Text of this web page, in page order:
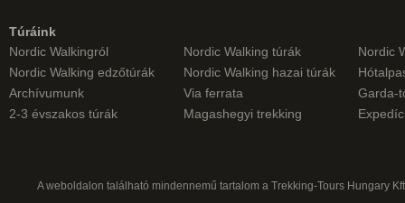
Túráink
Nordic Walkingról
Nordic Walking túrák
Nordic
Nordic Walking edzőtúrák
Nordic Walking hazai túrák
Archívumunk
Via ferrata
Garda-
2-3 évszakos túrák
Magashegyi trekking
A weboldalon található mindennemű tartalom a Trekking-Tours Hungary